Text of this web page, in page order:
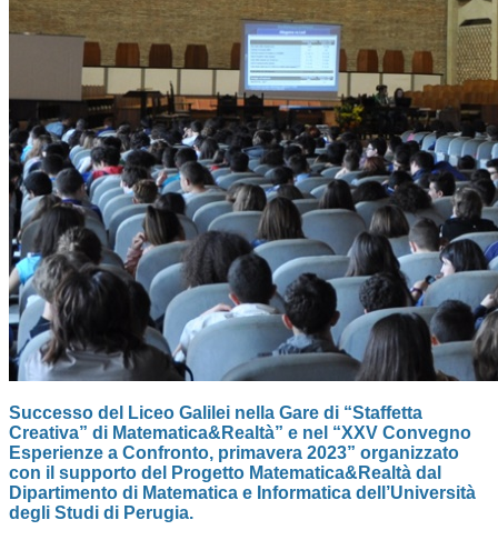
Successo del Liceo Galilei nella Gare di “Staffetta
Creativa” di Matematica&Realtà” e nel “XXV Convegno
Esperienze a Confronto, primavera 2023” organizzato
con il supporto del Progetto Matematica&Realtà dal
Dipartimento di Matematica e Informatica dell’Università
degli Studi di Perugia.